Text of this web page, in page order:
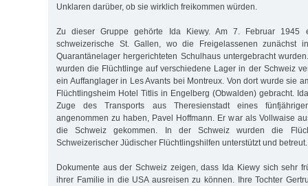
Unklaren darüber, ob sie wirklich freikommen würden.
Zu dieser Gruppe gehörte Ida Kiewy. Am 7. Februar 1945
schweizerische St. Gallen, wo die Freigelassenen zunächst
Quarantänelager hergerichteten Schulhaus untergebracht
wurden die Flüchtlinge auf verschiedene Lager in der Schweiz
ein Auffanglager in Les Avants bei Montreux. Von dort wurde sie
Flüchtlingsheim Hotel Titlis in Engelberg (Obwalden) gebracht.
Zuge des Transports aus Theresienstadt eines
angenommen zu haben, Pavel Hoffmann. Er war als Vollwaise
die Schweiz gekommen. In der Schweiz wurden die
Schweizerischer Jüdischer Flüchtlingshilfen unterstützt und betreut.
Dokumente aus der Schweiz zeigen, dass Ida Kiewy sich sehr
ihrer Familie in die USA ausreisen zu können. Ihre Tochter